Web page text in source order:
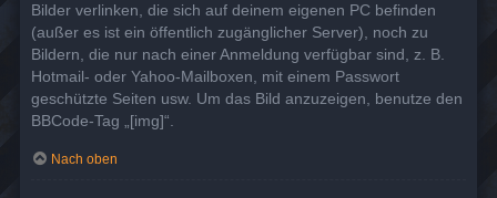
Bilder verlinken, die sich auf deinem eigenen PC befinden
(außer es ist ein öffentlich zugänglicher Server), noch zu
Bildern, die nur nach einer Anmeldung verfügbar sind, z. B.
Hotmail- oder Yahoo-Mailboxen, mit einem Passwort
geschützte Seiten usw. Um das Bild anzuzeigen, benutze den
BBCode-Tag „[img]“.
Nach oben